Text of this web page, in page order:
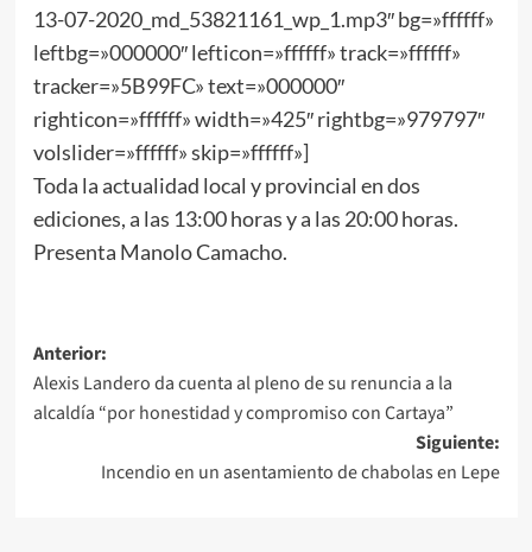
13-07-2020_md_53821161_wp_1.mp3″ bg=»ffffff»
leftbg=»000000″ lefticon=»ffffff» track=»ffffff»
tracker=»5B99FC» text=»000000″
righticon=»ffffff» width=»425″ rightbg=»979797″
volslider=»ffffff» skip=»ffffff»]
Toda la actualidad local y provincial en dos
ediciones, a las 13:00 horas y a las 20:00 horas.
Presenta Manolo Camacho.
Anterior:
Alexis Landero da cuenta al pleno de su renuncia a la
alcaldía “por honestidad y compromiso con Cartaya”
Siguiente:
Incendio en un asentamiento de chabolas en Lepe